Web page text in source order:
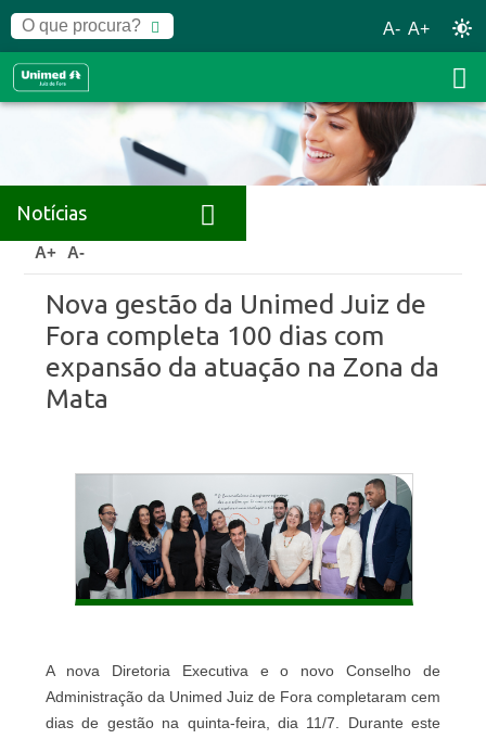
A- A+
Notícias
Home Notícias
A+ A-
Nova gestão da Unimed Juiz de
Fora completa 100 dias com
expansão da atuação na Zona da
Mata
A nova Diretoria Executiva e o novo Conselho de
Administração da Unimed Juiz de Fora completaram cem
dias de gestão na quinta-feira, dia 11/7. Durante este